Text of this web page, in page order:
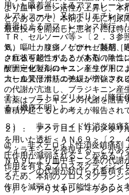
より血中レニン活性が上昇し、本
とがあるので、本剤より先に利尿
最近投与を開始した患者）には特
６）． カリジノゲナーゼ製剤［
される可能性がある（本剤のキニ
ゲナーゼ製剤のキニン産生作用に
大し血管平滑筋の弛緩が増強され
７）． ニトログリセリン［降圧
る（機序不明）］。
８）． 非ステロイド性消炎鎮痛
@． 非ステロイド性消炎鎮痛剤
圧作用が減弱されることがある（
作用を有するプロスタグランジン
るため、本剤のプロスタグランジ
作用を減弱させる可能性があると
用いた吸着器によるアフェレーシ
ルアルコール）又はポリエチレン
着器によるアフェレーシス施行＜
ＴＲ、セルソーバ等＞〔２．３参
気、嘔吐、腹痛、しびれ、熱感、
ク症状を起こすことがある（陰性
酸固定化セルロース、トリプトフ
コール又はポリエチレンテレフタ
の代謝が亢進し、ブラジキニン産
害薬はブラジキニンの代謝を阻害
蓄積が起こるとの考えが報告され
２）． アクリロニトリルメタリ
を用いた透析＜ＡＮ６９＞〔２．
フィラキシーを発現することがあ
Ｎ６９により血中キニン系の代謝
ジキニンの代謝が妨げられ蓄積す
３）． アリスキレン＜ラジレス